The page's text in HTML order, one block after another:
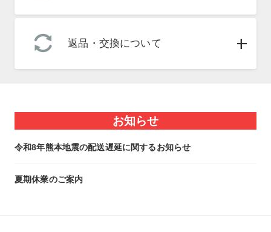
返品・交換について
お知らせ
令和8年熊本地震の配送遅延に関するお知らせ
夏期休業のご案内